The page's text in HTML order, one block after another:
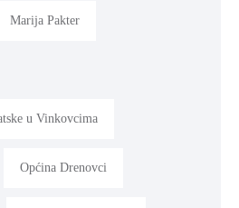
Marija Pakter
u Vinkovcima
Općina Drenovci